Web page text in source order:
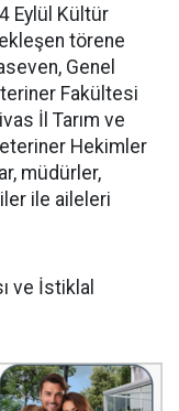
Eylül Kültür
törene
Genel
Fakültesi
İl Tarım ve
Hekimler
müdürler,
ile aileleri
ve İstiklal